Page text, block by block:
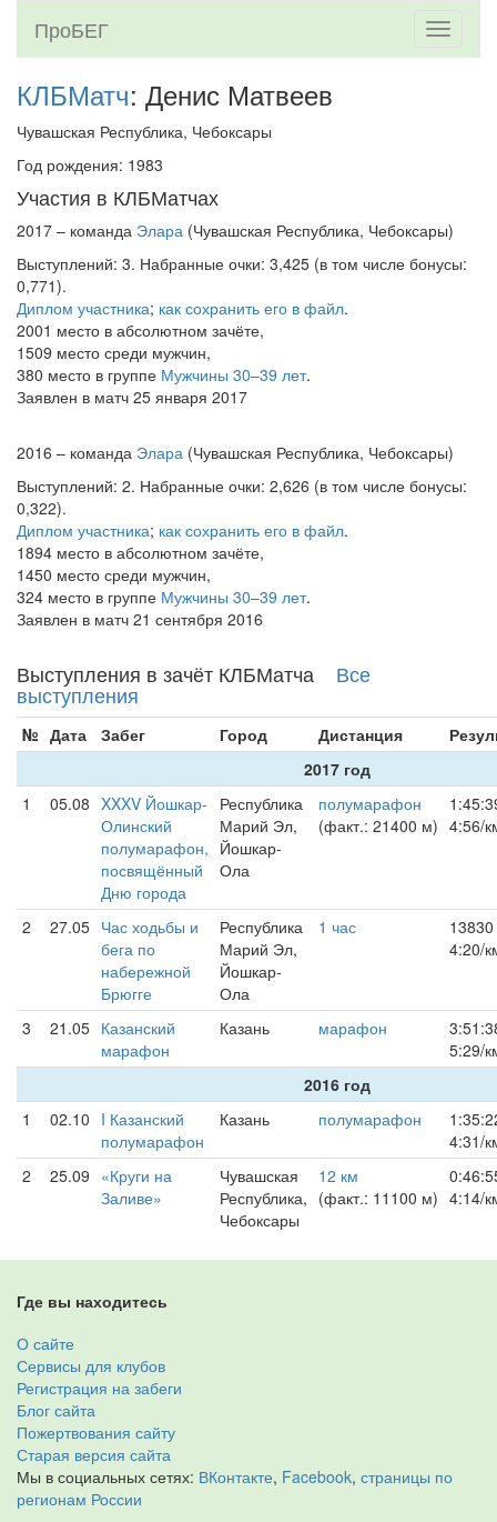
Toggle
ПроБЕГ
КЛБМатч: Денис Матвеев
Чувашская Республика, Чебоксары
Год рождения: 1983
Участия в КЛБМатчах
2017 – команда Элара (Чувашская Республика, Чебоксары)
Выступлений: 3. Набранные очки: 3,425 (в том числе бонусы:
0,771).
Диплом участника; как сохранить его в файл.
2001 место в абсолютном зачёте,
1509 место среди мужчин,
380 место в группе Мужчины 30–39 лет.
Заявлен в матч 25 января 2017
2016 – команда Элара (Чувашская Республика, Чебоксары)
Выступлений: 2. Набранные очки: 2,626 (в том числе бонусы:
0,322).
Диплом участника; как сохранить его в файл.
1894 место в абсолютном зачёте,
1450 место среди мужчин,
324 место в группе Мужчины 30–39 лет.
Заявлен в матч 21 сентября 2016
Выступления в зачёт КЛБМатча Все
выступления
№ Дата Забег Город Дистанция
2017 год
1
05.08 XXXV Йошкар-
Олинский
полумарафон,
посвящённый
Дню города
Республика
Марий Эл,
Йошкар-
Ола
полумарафон
(факт.: 21400 м) 4:56/
2 27.05 Час ходьбы и
бега по
набережной
Брюгге
Республика
Марий Эл,
Йошкар-
Ола
1 час
4:20/
3 21.05 Казанский
марафон
Казань марафон
5:29/
2016 год
1
02.10 I Казанский
полумарафон
Казань полумарафон
4:31/
2
25.09 «Круги на
Заливе»
Чувашская
Республика,
Чебоксары
12 км
(факт.: 11100 м) 4:14/
Где вы находитесь
О сайте
Сервисы для клубов
Регистрация на забеги
Блог сайта
Пожертвования сайту
Старая версия сайта
Мы в социальных сетях: ВКонтакте, Facebook, страницы по
регионам России